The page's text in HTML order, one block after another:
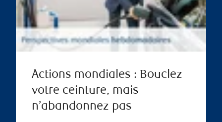
Actions mondiales : Bouclez
votre ceinture, mais
n’abandonnez pas